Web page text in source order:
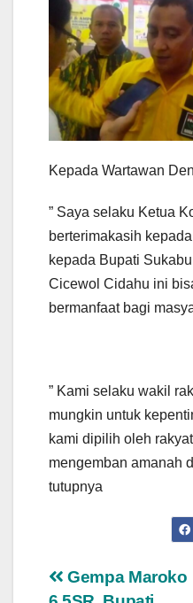
Kepada Wartawan
” Saya selaku Ketua
berterimakasih
kepada Bupati
Cicewol Cidahu ini
bermanfaat bagi
” Kami selaku wakil
mungkin untuk
kami dipilih oleh
mengemban amanah
tutupnya
Navigasi
Gempa Maroko